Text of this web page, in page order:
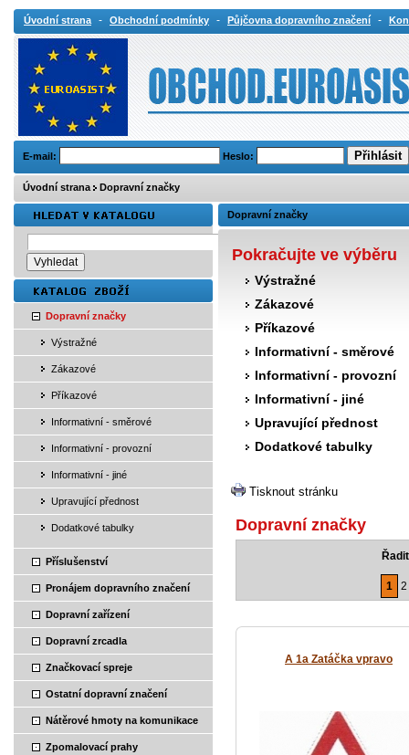
Úvodní strana - Obchodní podmínky - Půjčovna dopravního značení -
E-mail: Heslo:
Úvodní strana Dopravní značky
Dopravní značky
Výstražné
Zákazové
Příkazové
Informativní - směrové
Informativní - provozní
Informativní - jiné
Upravující přednost
Dodatkové tabulky
Příslušenství
Pronájem dopravního značení
Dopravní zařízení
Dopravní zrcadla
Značkovací spreje
Ostatní dopravní značení
Nátěrové hmoty na komunikace
Zpomalovací prahy
Dopravní značky
Pokračujte ve výběru
Výstražné
Zákazové
Příkazové
Informativní - směrové
Informativní - provozní
Informativní - jiné
Upravující přednost
Dodatkové tabulky
Tisknout stránku
Dopravní značky
1 2
A 1a Zatáčka vpravo